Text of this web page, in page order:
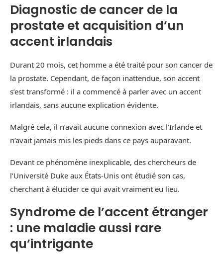
Diagnostic de cancer de la
prostate et acquisition d’un
accent irlandais
Durant 20 mois, cet homme a été traité pour son cancer de
la prostate. Cependant, de façon inattendue, son accent
s’est transformé : il a commencé à parler avec un accent
irlandais, sans aucune explication évidente.
Malgré cela, il n’avait aucune connexion avec l’Irlande et
n’avait jamais mis les pieds dans ce pays auparavant.
Devant ce phénomène inexplicable, des chercheurs de
l’Université Duke aux États-Unis ont étudié son cas,
cherchant à élucider ce qui avait vraiment eu lieu.
Syndrome de l’accent étranger
: une maladie aussi rare
qu’intrigante